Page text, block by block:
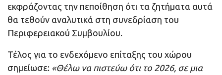
εκφράζοντας την πεποίθηση ότι τα ζητήματα αυτά
θα τεθούν αναλυτικά στη συνεδρίαση του
Περιφερειακού Συμβουλίου.
Τέλος για το ενδεχόμενο επίταξης του χώρου
σημείωσε: «Θέλω να πιστεύω ότι το 2026, σε μια